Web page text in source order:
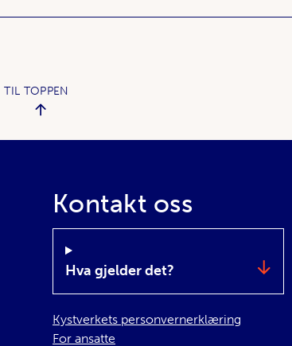
TIL TOPPEN
Kontakt oss
Hva gjelder det?
Kystverkets personvernerklæring
For ansatte